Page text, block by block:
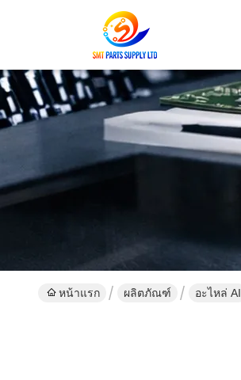
หน้าแรก ผลิตภัณฑ์ อะไหล่ AI